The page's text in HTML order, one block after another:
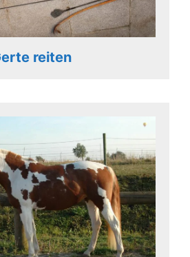
reiten